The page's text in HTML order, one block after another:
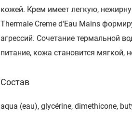
кожей. Крем имеет легкую,
Thermale Creme d'Eau Mains
агрессий. Сочетание термальной
питание, кожа становится мягкой,
Состав
aqua (eau), glycérine, dimethicone,